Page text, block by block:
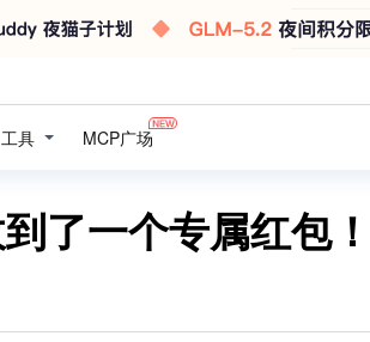
工具 MCP广场
了一个专属红包！